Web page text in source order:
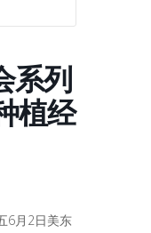
系列
植经
6月2日美东